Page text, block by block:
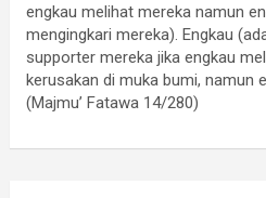
engkau melihat mereka namun
mengingkari mereka). Engkau
supporter mereka jika engkau
kerusakan di muka bumi, namun
(Majmu’ Fatawa 14/280)